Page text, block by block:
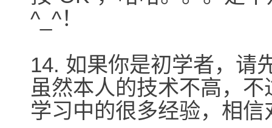
^_^！
14. 如果你是初学者，请
虽然本人的技术不高，
学习中的很多经验，相